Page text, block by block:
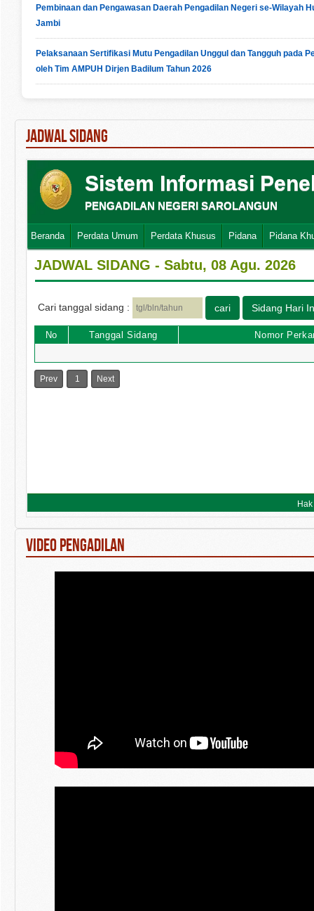
Pembinaan dan Pengawasan Daerah Pengadilan Negeri se-Wilayah
Jambi
Pelaksanaan Sertifikasi Mutu Pengadilan Unggul dan Tangguh pada
oleh Tim AMPUH Dirjen Badilum Tahun 2026
JADWAL SIDANG
VIDEO PENGADILAN